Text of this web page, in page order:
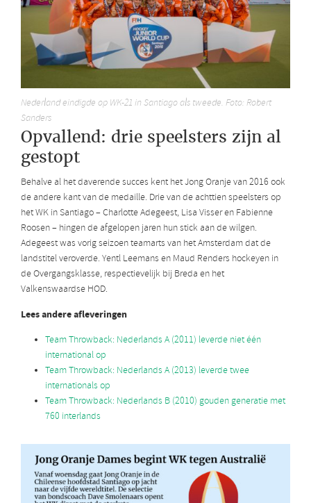
Nederland eindigde op WK-21 in Santiago als tweede. Foto: Robert
Sanders
Opvallend: drie speelsters zijn al
gestopt
Behalve al het daverende succes kent het Jong Oranje van 2016 ook
de andere kant van de medaille. Drie van de achttien speelsters op
het WK in Santiago – Charlotte Adegeest, Lisa Visser en Fabienne
Roosen – hingen de afgelopen jaren hun stick aan de wilgen.
Adegeest was vorig seizoen teamarts van het Amsterdam dat de
landstitel veroverde. Yentl Leemans en Maud Renders hockeyen in
de Overgangsklasse, respectievelijk bij Breda en het
Valkenswaardse HOD.
Lees andere afleveringen
Team Throwback: Nederlands A (2011) leverde niet één
international op
Team Throwback: Nederlands A (2013) leverde twee
internationals op
Team Throwback: Nederlands B (2010) gouden generatie met
760 interlands